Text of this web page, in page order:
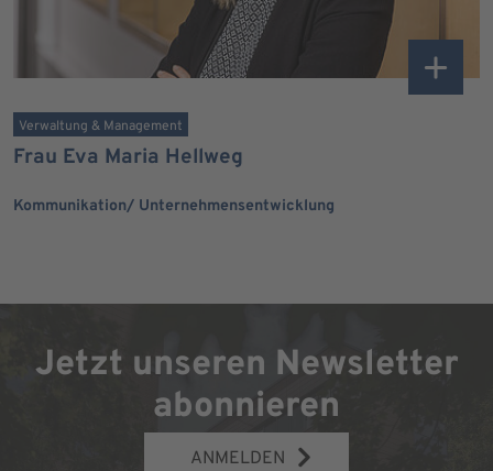
Verwaltung & Management
Frau Eva Maria Hellweg
Kommunikation/ Unternehmensentwicklung
Jetzt unseren Newsletter
abonnieren
ANMELDEN